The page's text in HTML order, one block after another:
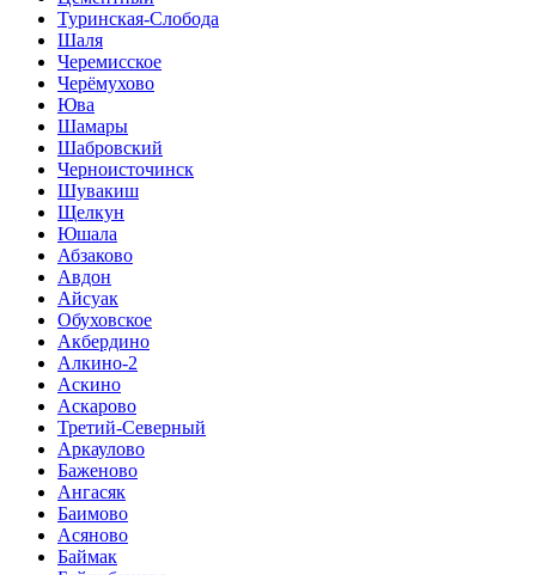
Туринская-Слобода
Шаля
Черемисское
Черёмухово
Юва
Шамары
Шабровский
Черноисточинск
Шувакиш
Щелкун
Юшала
Абзаково
Авдон
Айсуак
Обуховское
Акбердино
Алкино-2
Аскино
Аскарово
Третий-Северный
Аркаулово
Баженово
Ангасяк
Баимово
Асяново
Баймак